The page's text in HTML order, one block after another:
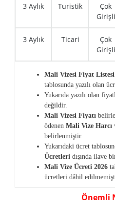
3 Aylık Turistik
Çok
Girişli
3 Aylık Ticari
Çok
Girişli
Mali Vizesi Fiyat Listesi
tablosunda yazılı olan
Yukarıda yazılı olan
değildir.
Mali Vizesi Fiyatı
ödenen Mali Vize Harcı
belirlenmiştir.
Yukarıdaki ücret
Ücretleri dışında ilave
Mali Vize Ücreti 2026
ücretleri dâhil
Önemli